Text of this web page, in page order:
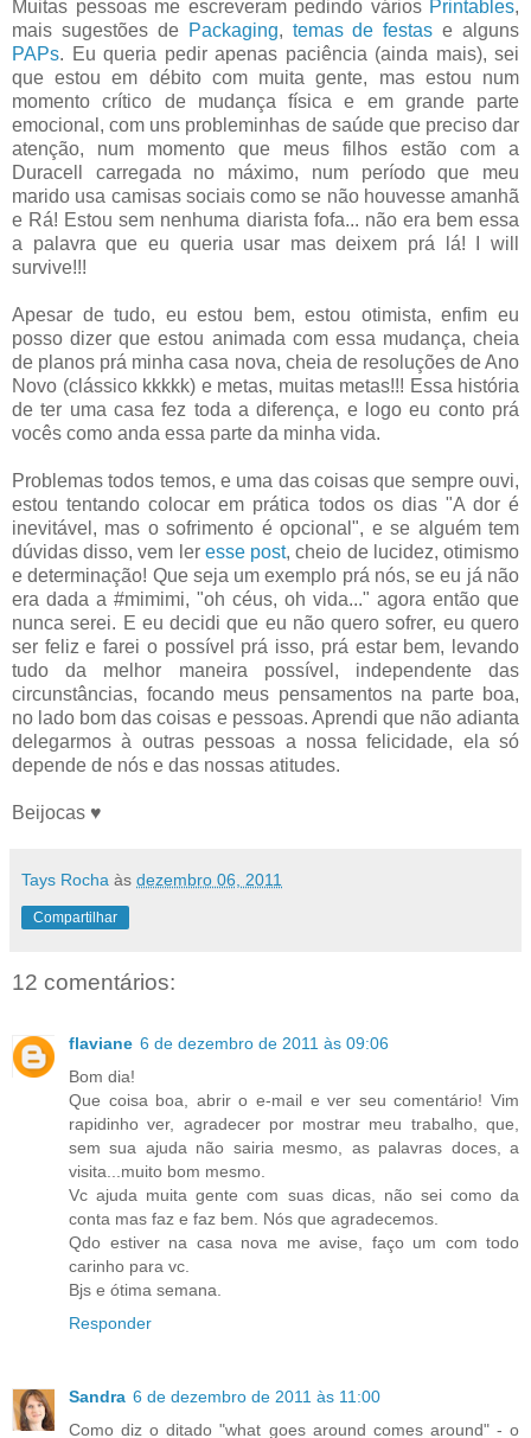
Muitas pessoas me escreveram pedindo vários Printables,
mais sugestões de Packaging, temas de festas e alguns
PAPs. Eu queria pedir apenas paciência (ainda mais), sei
que estou em débito com muita gente, mas estou num
momento crítico de mudança física e em grande parte
emocional, com uns probleminhas de saúde que preciso dar
atenção, num momento que meus filhos estão com a
Duracell carregada no máximo, num período que meu
marido usa camisas sociais como se não houvesse amanhã
e Rá! Estou sem nenhuma diarista fofa... não era bem essa
a palavra que eu queria usar mas deixem prá lá! I will
survive!!!
Apesar de tudo, eu estou bem, estou otimista, enfim eu
posso dizer que estou animada com essa mudança, cheia
de planos prá minha casa nova, cheia de resoluções de Ano
Novo (clássico kkkkk) e metas, muitas metas!!! Essa história
de ter uma casa fez toda a diferença, e logo eu conto prá
vocês como anda essa parte da minha vida.
Problemas todos temos, e uma das coisas que sempre ouvi,
estou tentando colocar em prática todos os dias "A dor é
inevitável, mas o sofrimento é opcional", e se alguém tem
dúvidas disso, vem ler esse post, cheio de lucidez, otimismo
e determinação! Que seja um exemplo prá nós, se eu já não
era dada a #mimimi, "oh céus, oh vida..." agora então que
nunca serei. E eu decidi que eu não quero sofrer, eu quero
ser feliz e farei o possível prá isso, prá estar bem, levando
tudo da melhor maneira possível, independente das
circunstâncias, focando meus pensamentos na parte boa,
no lado bom das coisas e pessoas. Aprendi que não adianta
delegarmos à outras pessoas a nossa felicidade, ela só
depende de nós e das nossas atitudes.
Beijocas ♥
Tays Rocha às dezembro 06, 2011
Compartilhar
12 comentários:
flaviane 6 de dezembro de 2011 às 09:06
Bom dia!
Que coisa boa, abrir o e-mail e ver seu comentário! Vim
rapidinho ver, agradecer por mostrar meu trabalho, que,
sem sua ajuda não sairia mesmo, as palavras doces, a
visita...muito bom mesmo.
Vc ajuda muita gente com suas dicas, não sei como da
conta mas faz e faz bem. Nós que agradecemos.
Qdo estiver na casa nova me avise, faço um com todo
carinho para vc.
Bjs e ótima semana.
Responder
Sandra 6 de dezembro de 2011 às 11:00
Como diz o ditado "what goes around comes around" - o